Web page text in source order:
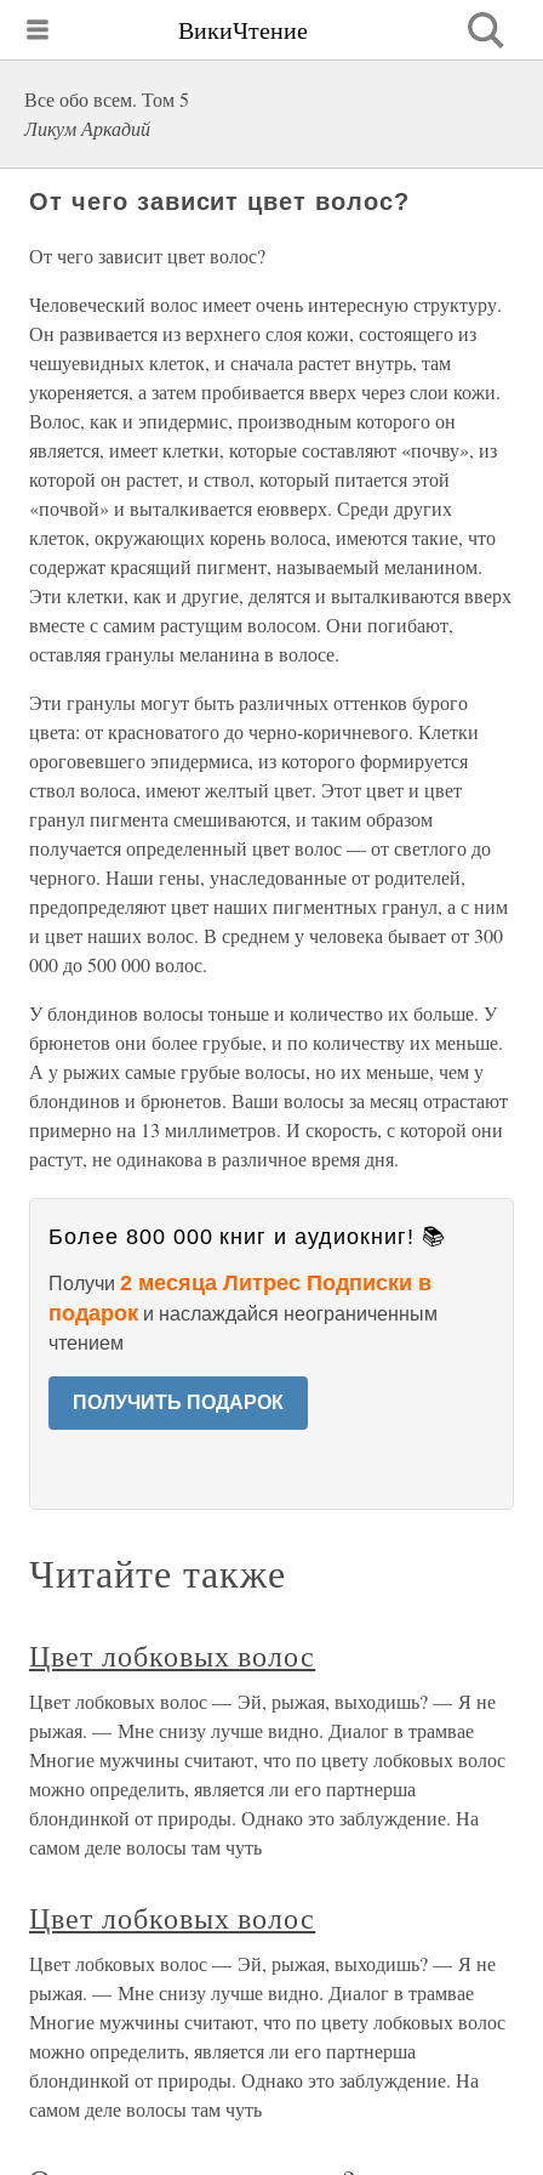
ВикиЧтение
Все обо всем. Том 5
Ликум Аркадий
От чего зависит цвет волос?
От чего зависит цвет волос?
Человеческий волос имеет очень интересную структуру.
Он развивается из верхнего слоя кожи, состоящего из
чешуевидных клеток, и сначала растет внутрь, там
укореняется, а затем пробивается вверх через слои кожи.
Волос, как и эпидермис, производным которого он
является, имеет клетки, которые составляют «почву», из
которой он растет, и ствол, который питается этой
«почвой» и выталкивается еювверх. Среди других
клеток, окружающих корень волоса, имеются такие, что
содержат красящий пигмент, называемый меланином.
Эти клетки, как и другие, делятся и выталкиваются вверх
вместе с самим растущим волосом. Они погибают,
оставляя гранулы меланина в волосе.
Эти гранулы могут быть различных оттенков бурого
цвета: от красноватого до черно-коричневого. Клетки
ороговевшего эпидермиса, из которого формируется
ствол волоса, имеют желтый цвет. Этот цвет и цвет
гранул пигмента смешиваются, и таким образом
получается определенный цвет волос — от светлого до
черного. Наши гены, унаследованные от родителей,
предопределяют цвет наших пигментных гранул, а с ним
и цвет наших волос. В среднем у человека бывает от 300
000 до 500 000 волос.
У блондинов волосы тоньше и количество их больше. У
брюнетов они более грубые, и по количеству их меньше.
А у рыжих самые грубые волосы, но их меньше, чем у
блондинов и брюнетов. Ваши волосы за месяц отрастают
примерно на 13 миллиметров. И скорость, с которой они
растут, не одинакова в различное время дня.
Более 800 000 книг и аудиокниг! 📚
Получи 2 месяца Литрес Подписки в
подарок и наслаждайся неограниченным
чтением
ПОЛУЧИТЬ ПОДАРОК
Читайте также
Цвет лобковых волос
Цвет лобковых волос — Эй, рыжая, выходишь? — Я не
рыжая. — Мне снизу лучше видно. Диалог в трамвае
Многие мужчины считают, что по цвету лобковых волос
можно определить, является ли его партнерша
блондинкой от природы. Однако это заблуждение. На
самом деле волосы там чуть
Цвет лобковых волос
Цвет лобковых волос — Эй, рыжая, выходишь? — Я не
рыжая. — Мне снизу лучше видно. Диалог в трамвае
Многие мужчины считают, что по цвету лобковых волос
можно определить, является ли его партнерша
блондинкой от природы. Однако это заблуждение. На
самом деле волосы там чуть